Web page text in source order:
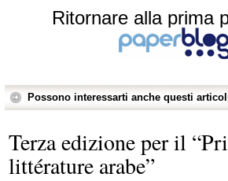
Ritornare alla prima
Possono interessarti anche questi
Terza edizione per il
littérature arabe”